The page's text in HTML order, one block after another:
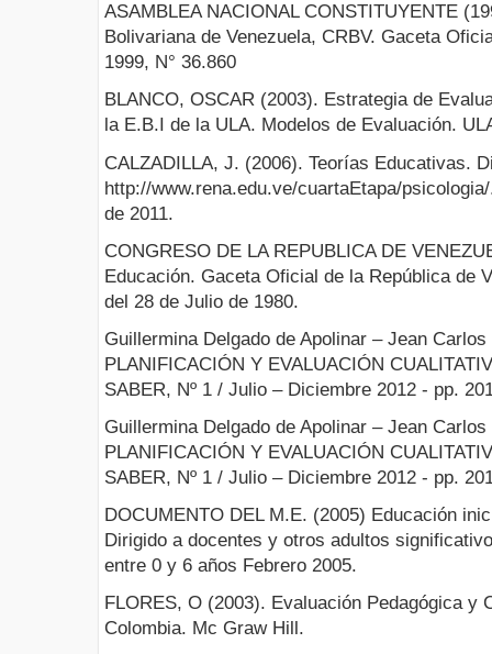
ASAMBLEA NACIONAL CONSTITUYENTE
Bolivariana de Venezuela, CRBV. Gaceta
1999, N° 36.860
BLANCO, OSCAR (2003). Estrategia de
la E.B.I de la ULA. Modelos de Evaluación.
CALZADILLA, J. (2006). Teorías Educativas.
http://www.rena.edu.ve/cuartaEtapa/
de 2011.
CONGRESO DE LA REPUBLICA DE
Educación. Gaceta Oficial de la República de
del 28 de Julio de 1980.
Guillermina Delgado de Apolinar – Jean
PLANIFICACIÓN Y EVALUACIÓN
SABER, Nº 1 / Julio – Diciembre 2012 - pp.
Guillermina Delgado de Apolinar – Jean
PLANIFICACIÓN Y EVALUACIÓN
SABER, Nº 1 / Julio – Diciembre 2012 - pp.
DOCUMENTO DEL M.E. (2005) Educación
Dirigido a docentes y otros adultos
entre 0 y 6 años Febrero 2005.
FLORES, O (2003). Evaluación Pedagógica y
Colombia. Mc Graw Hill.